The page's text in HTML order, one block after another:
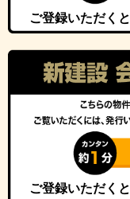
ご登録いただくと
ご登録いただくと